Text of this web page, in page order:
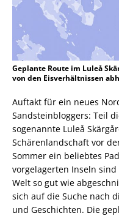
Geplante Route im Luleå
von den Eisverhältnissen
Auftakt für ein neues
Sandsteinbloggers: Teil
sogenannte Luleå
Schärenlandschaft vor
Sommer ein beliebtes
vorgelagerten Inseln
Welt so gut wie
sich auf die Suche nach
und Geschichten. Die